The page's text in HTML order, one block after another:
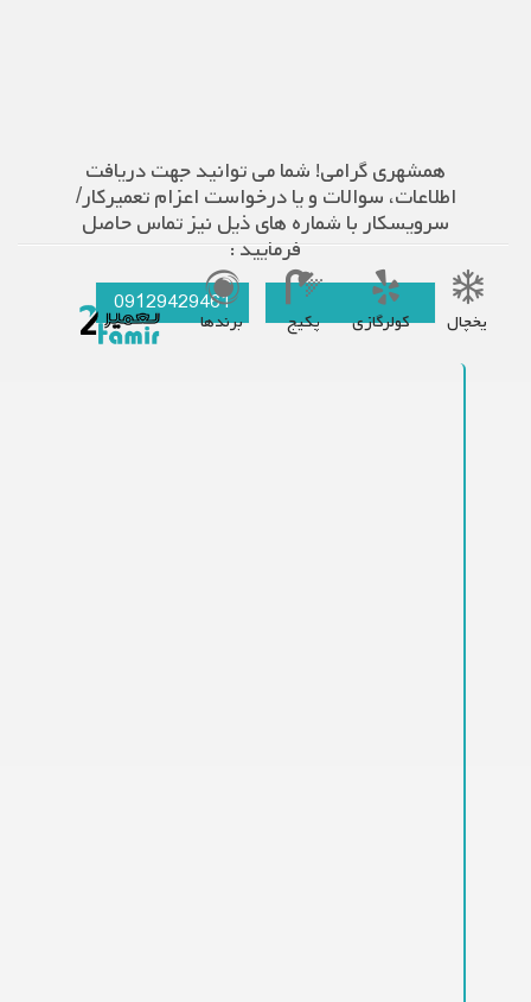
یخچال کولرگازی پکیج برندها
همشهری گرامی! شما می توانید جهت دریافت
اطلاعات، سوالات و یا درخواست اعزام تعمیرکار/
سرویسکار با شماره های ذیل نیز تماس حاصل
فرمایید :
021-66609627
09129429461